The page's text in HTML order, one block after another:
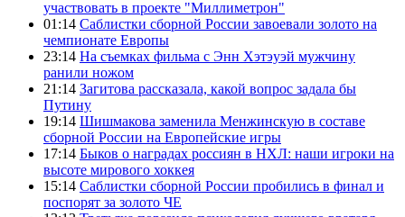
участвовать в проекте "Миллиметрон"
01:14 Саблистки сборной России завоевали золото на
чемпионате Европы
23:14 На съемках фильма с Энн Хэтэуэй мужчину
ранили ножом
21:14 Загитова рассказала, какой вопрос задала бы
Путину
19:14 Шишмакова заменила Менжинскую в составе
сборной России на Европейские игры
17:14 Быков о наградах россиян в НХЛ: наши игроки на
высоте мирового хоккея
15:14 Саблистки сборной России пробились в финал и
поспорят за золото ЧЕ